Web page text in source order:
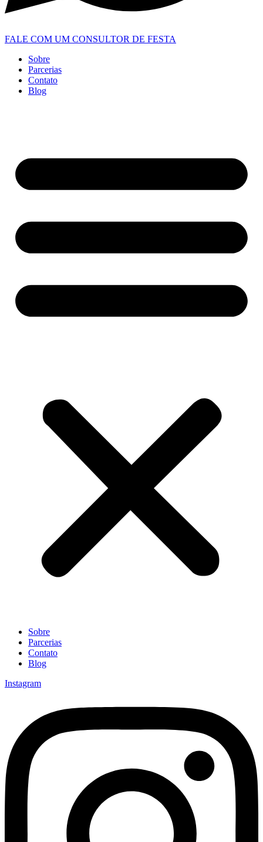
FALE COM UM CONSULTOR DE FESTA
Sobre
Parcerias
Contato
Blog
Sobre
Parcerias
Contato
Blog
Instagram